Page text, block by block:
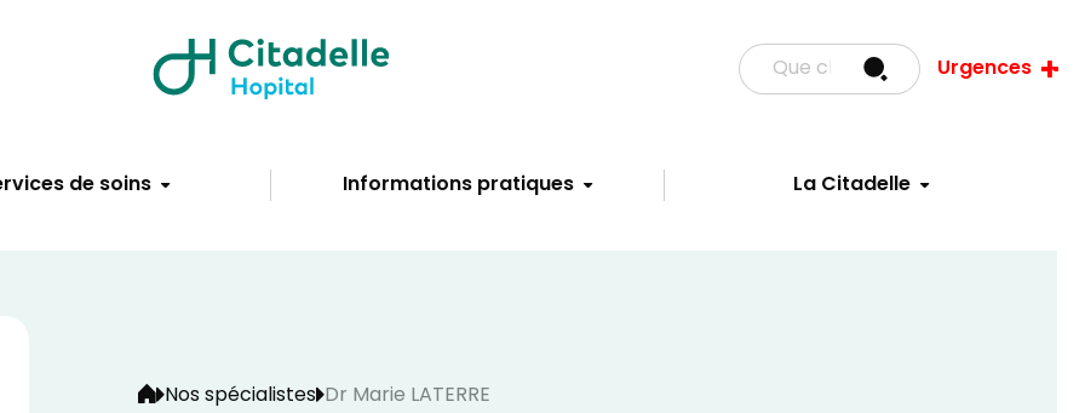
de soins Informations pratiques La Citadelle
Urgences
Nos spécialistes Dr Marie LATERRE